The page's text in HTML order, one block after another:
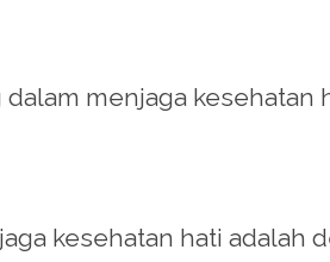
menjaga kesehatan
kesehatan hati adalah